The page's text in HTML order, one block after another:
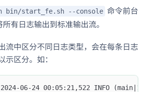
bin/start_fe.sh --console 命令前台
有日志输出到标准输出流。
流中区分不同日志类型，会在每条日志
区分。如：
2024-06-24 00:05:21,522 INFO